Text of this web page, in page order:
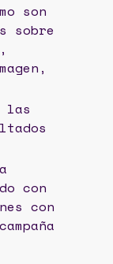
son
sobre
las
con
con